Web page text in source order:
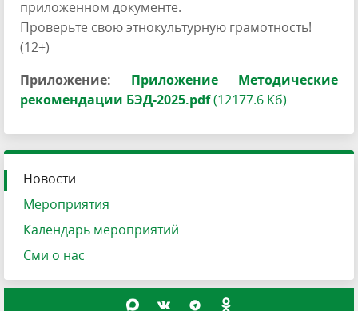
приложенном документе.
Проверьте свою этнокультурную грамотность!
(12+)
Приложение: Приложение Методические
рекомендации БЭД-2025.pdf(12177.6 Кб)
Новости
Мероприятия
Календарь мероприятий
Сми о нас